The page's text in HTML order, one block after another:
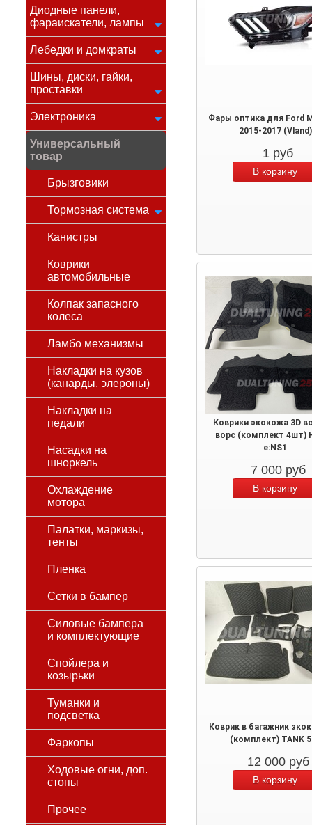
Диодные панели,
фараискатели, лампы
Лебедки и домкраты
Шины, диски, гайки,
проставки
Электроника
Универсальный
товар
Брызговики
Тормозная система
Канистры
Коврики
автомобильные
Колпак запасного
колеса
Ламбо механизмы
Накладки на кузов
(канарды, элероны)
Накладки на
педали
Насадки на
шноркель
Охлаждение
мотора
Палатки, маркизы,
тенты
Пленка
Сетки в бампер
Силовые бампера
и комплектующие
Спойлера и
козырьки
Туманки и
подсветка
Фаркопы
Ходовые огни, доп.
стопы
Прочее
Фары оптика для Ford
2015-2017 (Vland)
1 руб
Коврики экокожа 3D
ворс (комплект 4шт)
e:NS1
7 000 руб
Коврик в багажник
(комплект) TANK
12 000 руб